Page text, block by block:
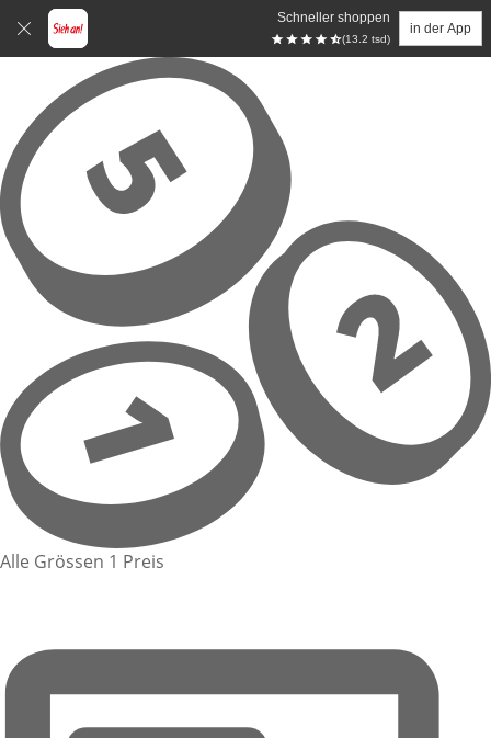
Schneller shoppen
(13.2 tsd)
in der App
Zum Hauptinhalt springen
Alle Grössen 1 Preis